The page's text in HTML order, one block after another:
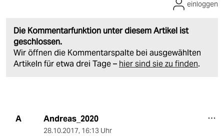
Die Kommentarfunktion unter diesem Artikel ist
geschlossen.
Wir öffnen die Kommentarspalte bei ausgewählten
Artikeln für etwa drei Tage – hier sind sie zu finden.
einloggen
A Andreas_2020
28.10.2017, 16:13 Uhr